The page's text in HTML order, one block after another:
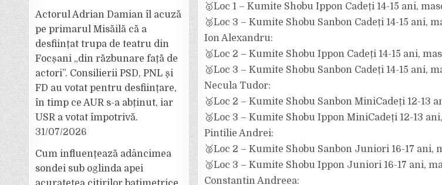
🥇Loc 1 – Kumite Shobu Ippon Cadeți 14-15 ani,
🥉Loc 3 – Kumite Shobu Sanbon Cadeți 14-15 ani,
Ion Alexandru:
🥈Loc 2 – Kumite Shobu Ippon Cadeți 14-15 ani,
🥉Loc 3 – Kumite Shobu Sanbon Cadeți 14-15 ani,
Necula Tudor:
🥈Loc 2 – Kumite Shobu Sanbon MiniCadeți 12-13
🥉Loc 3 – Kumite Shobu Ippon MiniCadeți 12-13
Pintilie Andrei:
🥈Loc 2 – Kumite Shobu Sanbon Juniori 16-17 ani,
🥉Loc 3 – Kumite Shobu Ippon Juniori 16-17 ani,
Constantin Andreea:
Actorul Adrian Damian îl acuză
pe primarul Misăilă că a
desființat trupa de teatru din
Focșani „din răzbunare față de
actori”. Consilierii PSD, PNL și
FD au votat pentru desființare,
în timp ce AUR s-a abținut, iar
USR a votat împotrivă.
31/07/2026
Cum influențează adâncimea
sondei sub oglinda apei